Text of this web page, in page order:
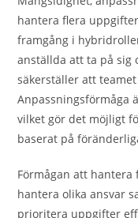
hantera flera
framgång i
anställda att ta på sig
säkerställer att
Anpassningsförmåga
vilket gör det möjligt
baserat på
Förmågan att
hantera olika ansvar
prioritera uppgifter